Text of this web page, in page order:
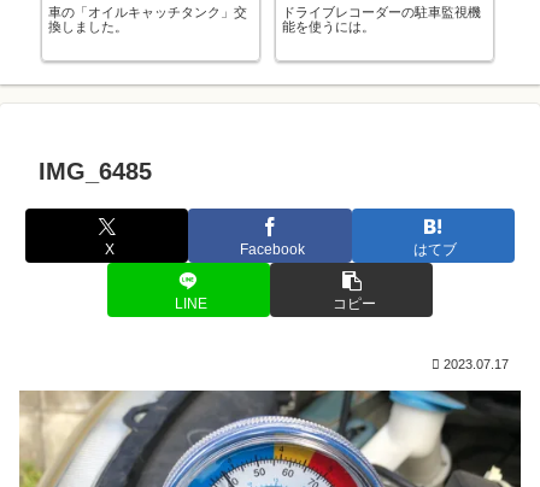
車の「オイルキャッチタンク」交
換しました。
ドライブレコーダーの駐車監視機
能を使うには。
IMG_6485
X Facebook はてブ
LINE コピー
2023.07.17